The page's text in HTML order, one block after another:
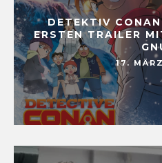
DETEKTIV
ERSTEN TRAILER
17.